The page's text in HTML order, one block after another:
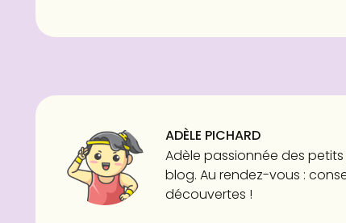
ADÈLE PICHARD
Adèle passionnée des
blog. Au rendez-vous :
découvertes !